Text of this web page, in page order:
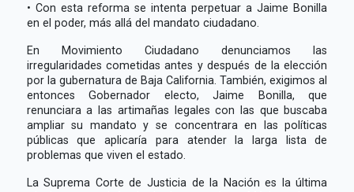
• Con esta reforma se intenta perpetuar a Jaime Bonilla
en el poder, más allá del mandato ciudadano.
En Movimiento Ciudadano denunciamos las
irregularidades cometidas antes y después de la elección
por la gubernatura de Baja California. También, exigimos al
entonces Gobernador electo, Jaime Bonilla, que
renunciara a las artimañas legales con las que buscaba
ampliar su mandato y se concentrara en las políticas
públicas que aplicaría para atender la larga lista de
problemas que viven el estado.
La Suprema Corte de Justicia de la Nación es la última